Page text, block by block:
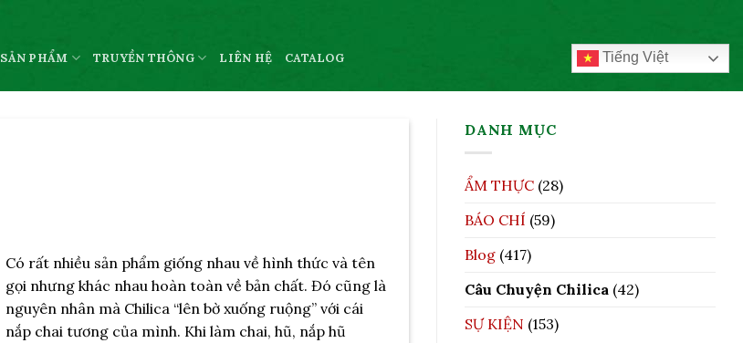
SẢN PHẨM TRUYỀN THÔNG LIÊN HỆ CATALOG Tiếng Việt
Có rất nhiều sản phẩm giống nhau về hình thức và tên
gọi nhưng khác nhau hoàn toàn về bản chất. Đó cũng là
nguyên nhân mà Chilica “lên bờ xuống ruộng” với cái
nắp chai tương của mình. Khi làm chai, hũ, nắp hũ
DANH MỤC
ẨM THỰC (28)
BÁO CHÍ (59)
Blog (417)
Câu Chuyện Chilica (42)
SỰ KIỆN (153)